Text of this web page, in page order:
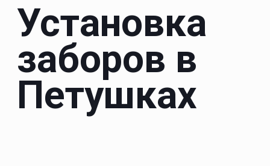
Установка
заборов в
Петушках